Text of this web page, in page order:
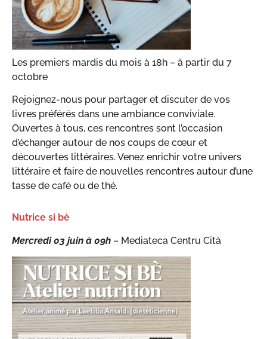
Les premiers mardis du mois à 18h – à partir du 7
octobre
Rejoignez-nous pour partager et discuter de vos
livres préférés dans une ambiance conviviale.
Ouvertes à tous, ces rencontres sont l’occasion
d’échanger autour de nos coups de cœur et
découvertes littéraires. Venez enrichir votre univers
littéraire et faire de nouvelles rencontres autour d’une
tasse de café ou de thé.
Nutrice si bè
Mercredi 03 juin à 09h – Mediateca Centru Cità